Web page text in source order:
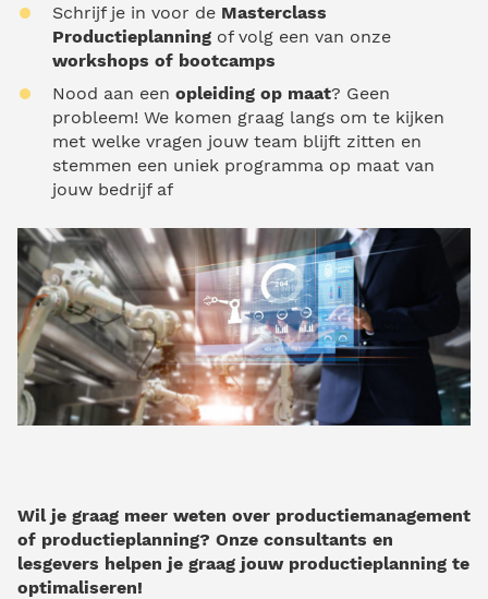
Schrijf je in voor de Masterclass
Productieplanning of volg een van onze
workshops of bootcamps
Nood aan een opleiding op maat? Geen
probleem! We komen graag langs om te kijken
met welke vragen jouw team blijft zitten en
stemmen een uniek programma op maat van
jouw bedrijf af
Wil je graag meer weten over productiemanagement
of productieplanning? Onze consultants en
lesgevers helpen je graag jouw productieplanning te
optimaliseren!